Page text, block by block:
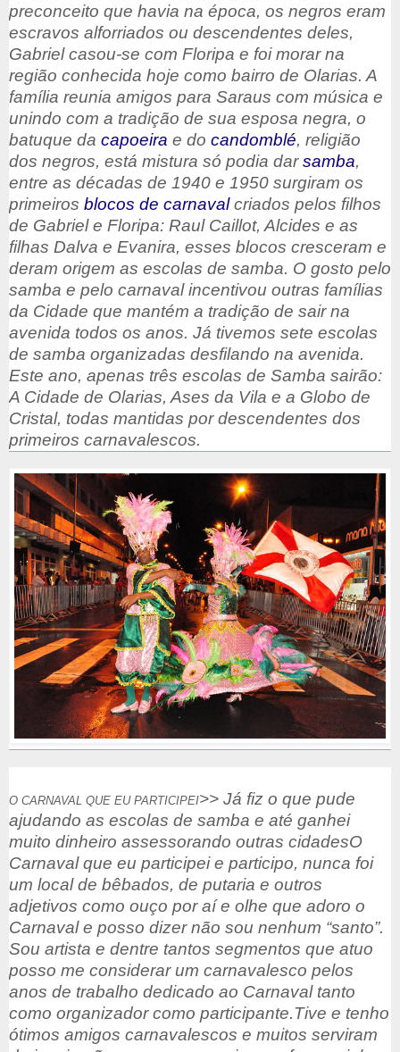
preconceito que havia na época, os negros eram
escravos alforriados ou descendentes deles,
Gabriel casou-se com Floripa e foi morar na
região conhecida hoje como bairro de Olarias. A
família reunia amigos para Saraus com música e
unindo com a tradição de sua esposa negra, o
batuque da capoeira e do candomblé, religião
dos negros, está mistura só podia darsamba,
entre as décadas de 1940 e 1950 surgiram os
primeiros blocos de carnavalcriados pelos filhos
de Gabriel e Floripa: Raul Caillot, Alcides e as
filhas Dalva e Evanira, esses blocos cresceram e
deram origem as escolas de samba. O gosto pelo
samba e pelo carnaval incentivou outras famílias
da Cidade que mantém a tradição de sair na
avenida todos os anos. Já tivemos sete escolas
de samba organizadas desfilando na avenida.
Este ano, apenas três escolas de Samba sairão:
A Cidade de Olarias, Ases da Vila e a Globo de
Cristal, todas mantidas por descendentes dos
primeiros carnavalescos.
O CARNAVAL QUE EU PARTICIPEI>> Já fiz o que pude
ajudando as escolas de samba e até ganhei
muito dinheiro assessorando outras cidadesO
Carnaval que eu participei e participo, nunca foi
um local de bêbados, de putaria e outros
adjetivos como ouço por aí e olhe que adoro o
Carnaval e posso dizer não sou nenhum “santo”.
Sou artista e dentre tantos segmentos que atuo
posso me considerar um carnavalesco pelos
anos de trabalho dedicado ao Carnaval tanto
como organizador como participante.Tive e tenho
ótimos amigos carnavalescos e muitos serviram